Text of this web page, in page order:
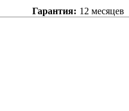
Гарантия: 12 месяцев